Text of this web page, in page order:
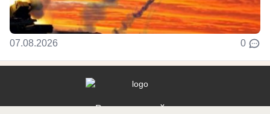
07.08.2026 0
Реклама на сайте